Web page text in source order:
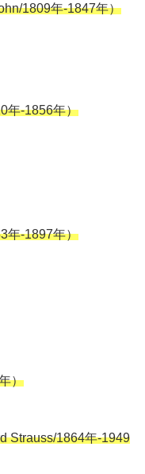
1809年-1847年）
年-1856年）
年-1897年）
）
Strauss/1864年-1949